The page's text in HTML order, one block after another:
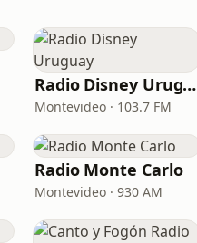
Radio Disney Uruguay
Montevideo · 103.7 FM
Radio Monte Carlo
Montevideo · 930 AM